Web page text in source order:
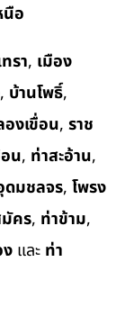
นือ
รา, เมือง
, บ้านโพธิ์,
งเขื่อน, ราช
น, ท่าสะอ้าน,
มชลจร, โพรง
คร, ท่าข้าม,
และ ท่า